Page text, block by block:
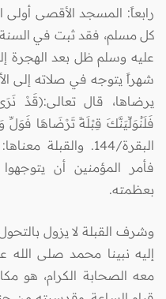
رابعاً: المسجد الأقصى أولى
كل مسلم، فقد ثبت في
عليه وسلم ظل بعد الهجرة
شهراً يتوجه في صلاته إلى
يرضاها، قال تعالى:(قَدْ
فَلَنُوَلِّيَنَّكَ قِبْلَةً تَرْضَاهَا
البقرة/144.
فأمر المؤمنين أن
بعظمته.
وشرف القبلة لا يزول
إليه نبينا محمد صلى
معه الصحابة الكرام، هو